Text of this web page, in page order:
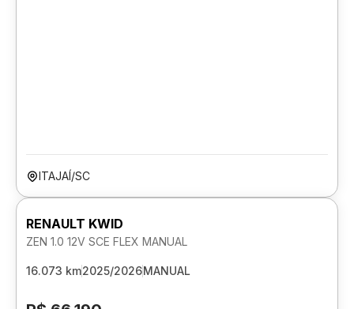
ITAJAÍ/SC
RENAULT KWID
ZEN 1.0 12V SCE FLEX MANUAL
16.073 km2025/2026MANUAL